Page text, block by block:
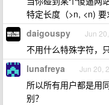
特定长度（>n, <n) 要
daigouspy Jun
不用什么特殊字符，
lunafreya Jun 20,
所以所有用户都是用
别？